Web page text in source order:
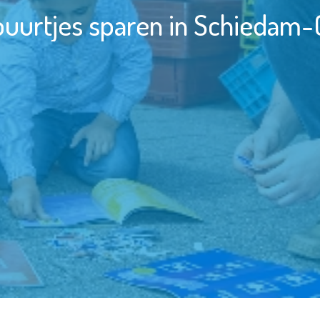
sparen in Schiedam-